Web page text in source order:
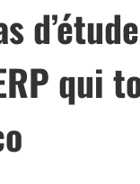
qui